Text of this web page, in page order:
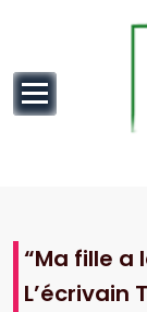
“Ma fille a
L’écrivain